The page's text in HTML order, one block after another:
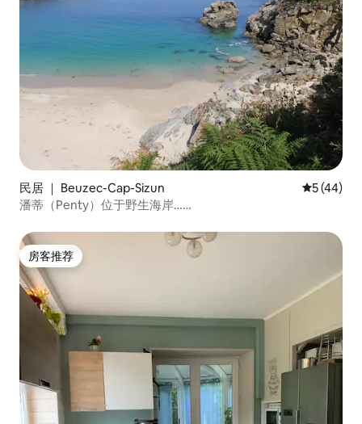
民居 ｜ Beuzec-Cap-Sizun 平均评分
5 (44)
潘蒂（Penty）位于野生海岸……
房客推荐
房客推荐